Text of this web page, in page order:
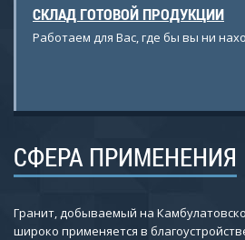
СКЛАД ГОТОВОЙ ПРОДУКЦИИ
Работаем для Вас, где бы вы ни
СФЕРА ПРИМЕНЕНИЯ
Гранит, добываемый на
широко применяется в